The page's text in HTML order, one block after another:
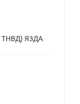
ТНВД) ЯЗДА